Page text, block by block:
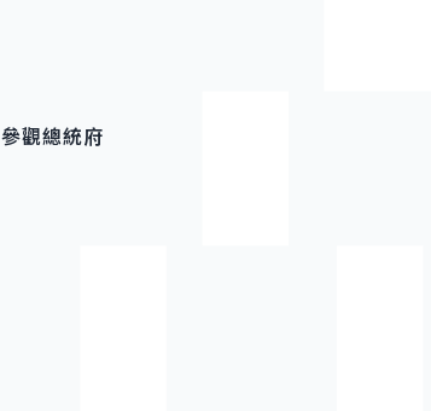
參觀總統府